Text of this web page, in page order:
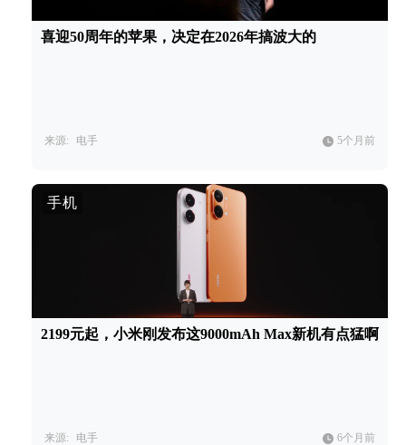
喜迎50周年的苹果，决定在2026年搞波大的
来源: 电手 5个月前
手机
2199元起，小米刚发布这9000mAh Max新机有点猛啊
来源: 电手 6个月前